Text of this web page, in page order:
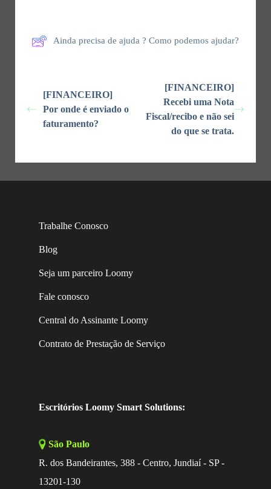
Ainda precisa de ajuda ? Como podemos ajudar?
[FINANCEIRO]
Por onde é enviado o
faturamento?
[FINANCEIRO]
Recebi uma Nota
Fiscal/recibo e não sei
do que se trata.
Trabalhe Conosco
Blog
Seja um parceiro Loomy
Fale conosco
Central do Assinante Loomy
Contrato de Prestação de Serviço
Escritórios Loomy Smart Solutions:
São Paulo
R. dos Bandeirantes, 388 - Centro, Jundiaí - SP -
13201-130